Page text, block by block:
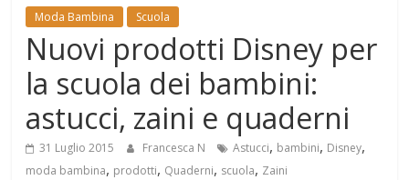
Mondo
Moda Bambina Scuola
Nuovi prodotti Disney per
la scuola dei bambini:
astucci, zaini e quaderni
31 Luglio 2015 Francesca N Astucci, bambini, Disney,
moda bambina, prodotti, Quaderni, scuola, Zaini